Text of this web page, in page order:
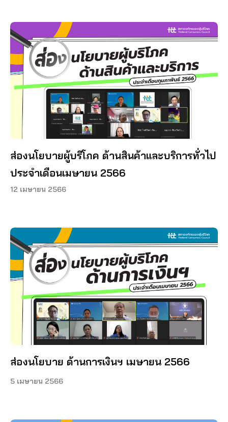
ส่องนโยบายผู้บริโภค ด้านสินค้าและบริการทั่วไป
ประจำเดือนเมษายน 2566
12 เมษายน 2566
ส่องนโยบาย ด้านการเงินฯ เมษายน 2566
5 เมษายน 2566